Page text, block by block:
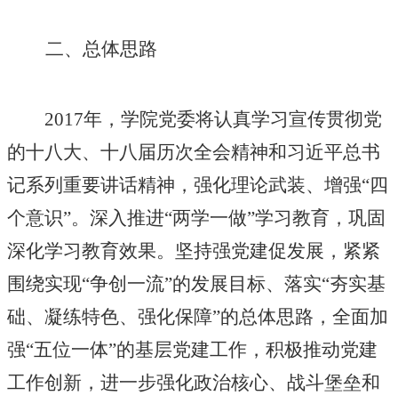
二、总体思路
2017年，学院党委将认真学习宣传贯彻党
的十八大、十八届历次全会精神和习近平总书
记系列重要讲话精神，强化理论武装、增强“四
个意识”。深入推进“两学一做”学习教育，巩固
深化学习教育效果。坚持强党建促发展，紧紧
围绕实现“争创一流”的发展目标、落实“夯实基
础、凝练特色、强化保障”的总体思路，全面加
强“五位一体”的基层党建工作，积极推动党建
工作创新，进一步强化政治核心、战斗堡垒和